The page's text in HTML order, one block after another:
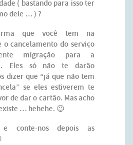
( bastando para isso ter
dele … ) ?
que você tem na
o cancelamento do serviço
migração para a
Eles só não te darão
dizer que “já que não tem
se eles estiverem te
de dar o cartão. Mas acho
… hehehe. 😉
conte-nos depois as